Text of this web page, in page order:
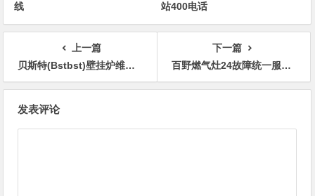
线
站400电话
上一篇
贝斯特(Bstbst)壁挂炉维修电话24小时电话预约
下一篇
百野燃气灶24故障统一服务热线
发表评论